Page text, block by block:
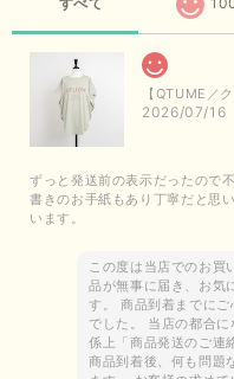
2026/07/16
ずっと発送前の表示だったので
書きのお手紙もあり丁寧だと思
います。
この度は当店でのお買
品が無事に届き、お気
す。 商品到着までに
でした。 当店の都合
係上「商品発送のご連
商品到着後、何も問題